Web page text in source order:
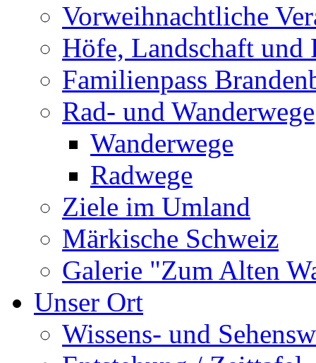
Vorweihnachtliche
Höfe, Landschaft und
Familienpass
Rad- und Wanderwege
Wanderwege
Radwege
Ziele im Umland
Märkische Schweiz
Galerie "Zum Alten
Unser Ort
Wissens- und